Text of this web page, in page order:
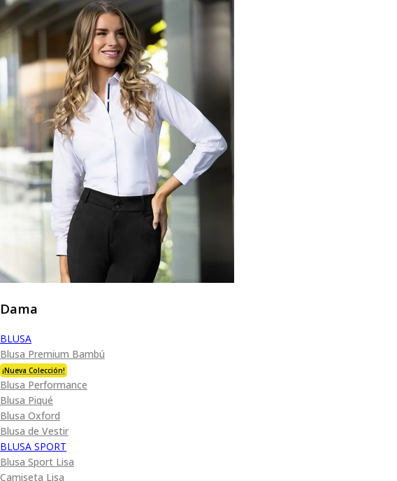
Dama
BLUSA
Blusa Premium Bambú
¡Nueva Colección!
Blusa Performance
Blusa Piqué
Blusa Oxford
Blusa de Vestir
BLUSA SPORT
Blusa Sport Lisa
Camiseta Lisa